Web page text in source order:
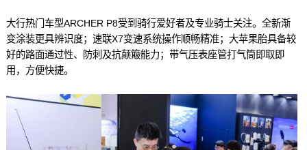
大行热门车型ARCHER P8受到骑行爱好者及专业骑士关注。全新渐
变涂装更具辨识度；速联X7变速系统操作顺畅精准；大苹果胎具备较
好的路面通过性、防刺及抗颠簸能力；带气压表座管打气筒即取即
用，方便快捷。